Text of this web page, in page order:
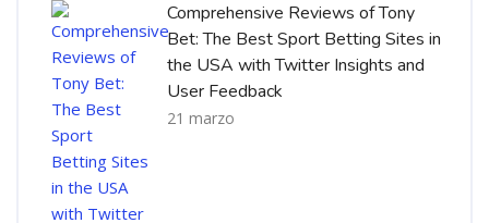
Comprehensive Reviews of Tony
Bet: The Best Sport Betting Sites in
the USA with Twitter Insights and
User Feedback
21 marzo